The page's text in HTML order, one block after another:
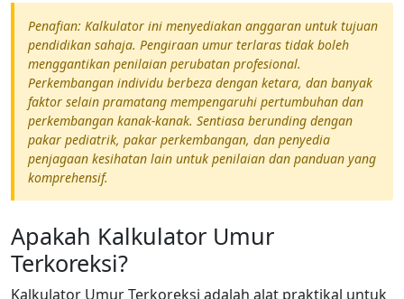
Penafian: Kalkulator ini menyediakan anggaran untuk tujuan
pendidikan sahaja. Pengiraan umur terlaras tidak boleh
menggantikan penilaian perubatan profesional.
Perkembangan individu berbeza dengan ketara, dan banyak
faktor selain pramatang mempengaruhi pertumbuhan dan
perkembangan kanak-kanak. Sentiasa berunding dengan
pakar pediatrik, pakar perkembangan, dan penyedia
penjagaan kesihatan lain untuk penilaian dan panduan yang
komprehensif.
Apakah Kalkulator Umur
Terkoreksi?
Kalkulator Umur Terkoreksi adalah alat praktikal untuk